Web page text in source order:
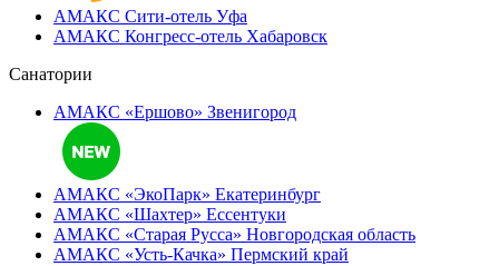
АМАКС Сити-отель Уфа
АМАКС Конгресс-отель Хабаровск
Санатории
АМАКС «Ершово» Звенигород
АМАКС «ЭкоПарк» Екатеринбург
АМАКС «‎Шахтер» Ессентуки
АМАКС «‎Старая Русса» Новгородская область
АМАКС «‎Усть-Качка» Пермский край